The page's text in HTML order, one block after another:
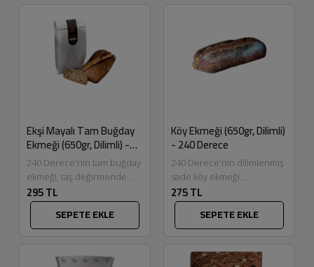
Ekşi Mayalı Tam Buğday
Ekmeği (650gr, Dilimli) -
240 Derece
240 Derece'nin tam buğday
ekmeği, taş değirmende
öğütülmüş tam buğday unu
ve ekşi maya ile
hazırlanmaktadır.
Eskitadında.com'da,
295 TL
SEPETE EKLE
Köy Ekmeği (650gr, Dilimli)
- 240 Derece
240 Derece'nin dilimlenmiş
sade köy ekmeği
Eskitadinda.com'da. Taş
değirmende öğütülmüş
buğday ve tam buğday unu
karışımı ve...
275 TL
SEPETE EKLE